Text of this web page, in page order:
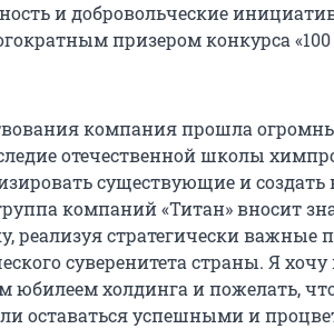
и добровольческие
призером конкурса
компания прошла
отечественной школы
существующие и создать
компаний «Титан» вносит
реализуя стратегически важные
суверенитета страны. Я хочу
юбилеем холдинга и пожелать,
оставаться успешными и